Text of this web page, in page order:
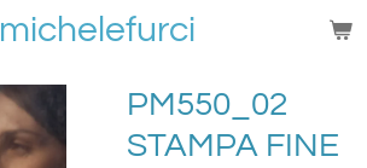
michelefurci
PM550_02
STAMPA FINE